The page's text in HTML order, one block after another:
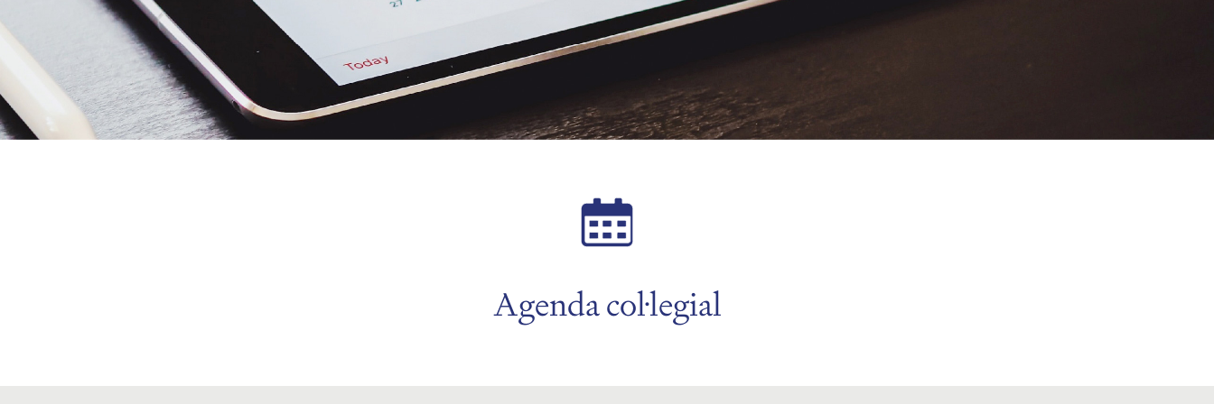
Agenda col·legial